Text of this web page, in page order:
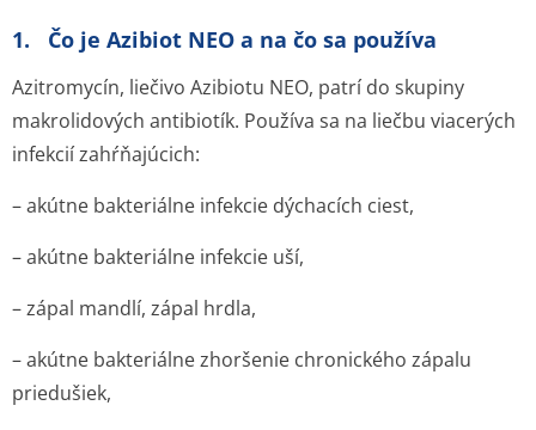
1. Čo je Azibiot NEO a na čo sa používa
Azitromycín, liečivo Azibiotu NEO, patrí do skupiny
makrolidových antibiotík. Používa sa na liečbu viacerých
infekcií zahŕňajúcich:
– akútne bakteriálne infekcie dýchacích ciest,
– akútne bakteriálne infekcie uší,
– zápal mandlí, zápal hrdla,
– akútne bakteriálne zhoršenie chronického zápalu
priedušiek,